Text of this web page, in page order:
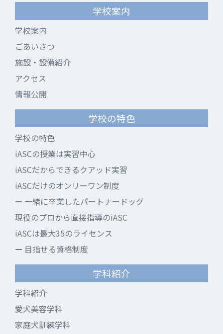
学校案内
学校案内
ごあいさつ
施設・設備紹介
アクセス
情報公開
学校の特色
学校の特色
iASCの授業は実習中心
iASCだからできるクアッド実習
iASCだけのオンリーワン制度
一緒に卒業したパートナードッグ
現役のプロから直接指導のiASC
iASCは最大35のライセンス
目指せる資格制度
学科紹介
学科紹介
愛犬美容学科
家庭犬訓練学科